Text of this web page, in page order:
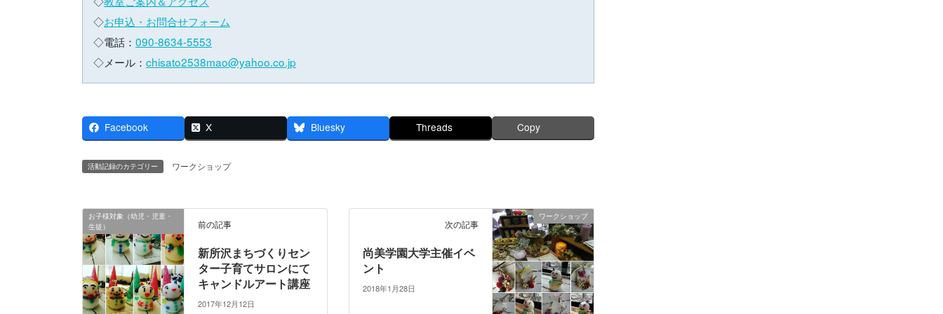
◇お申込・お問合せフォーム
◇電話： 090-8634-5553
◇メール： chisato2538mao@yahoo.co.jp
Facebook X Bluesky Threads Copy
活動記録のカテゴリー ワークショップ
お子様対象（幼児・児童・
生徒）
前の記事
新所沢まちづくりセン
ター子育てサロンにて
キャンドルアート講座
2017年12月12日
ワークショップ
次の記事
尚美学園大学主催イベ
ント
2018年1月28日